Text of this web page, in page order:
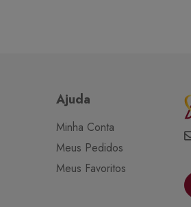
Ajuda
Minha Conta
Meus Pedidos
Meus Favoritos